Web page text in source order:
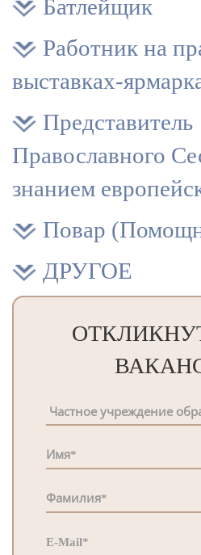
Батлейщик
Работник на
выставках-
Представитель
Православного
знанием
Повар
ДРУГОЕ